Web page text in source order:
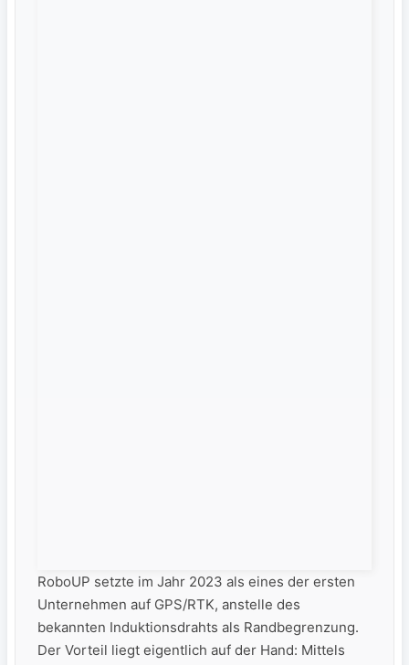
RoboUP setzte im Jahr 2023 als eines der ersten
Unternehmen auf GPS/RTK, anstelle des
bekannten Induktionsdrahts als Randbegrenzung.
Der Vorteil liegt eigentlich auf der Hand: Mittels